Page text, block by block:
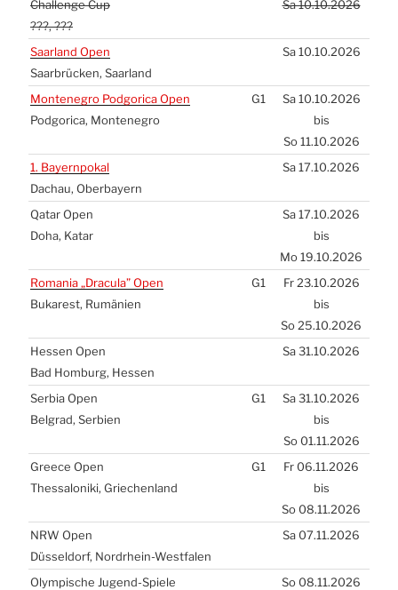
Chal­len­ge Cup
???, ???
Sa 10.10.2026
Saar­land Open
Saar­brü­cken, Saar­land
Sa 10.10.2026
Mon­te­ne­gro Pod­go­ri­ca Open
Pod­go­ri­ca, Mon­te­ne­gro
G1
Sa 10.10.2026
bis
So 11.10.2026
1. Bay­ern­po­kal
Dach­au, Ober­bay­ern
Sa 17.10.2026
Qatar Open
Doha, Katar
Sa 17.10.2026
bis
Mo 19.10.2026
Roma­nia „Dra­cu­la” Open
Buka­rest, Rumä­ni­en
G1
Fr 23.10.2026
bis
So 25.10.2026
Hes­sen Open
Bad Hom­burg, Hes­sen
Sa 31.10.2026
Ser­bia Open
Bel­grad, Ser­bi­en
G1
Sa 31.10.2026
bis
So 01.11.2026
Greece Open
Thes­sa­lo­ni­ki, Grie­chen­land
G1
Fr 06.11.2026
bis
So 08.11.2026
NRW Open
Düs­sel­dorf, Nord­rhein-West­fa­len
Sa 07.11.2026
Olym­pi­sche Jugend-Spie­le
So 08.11.2026